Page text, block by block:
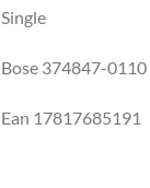
Single
Bose 374847-0110
Ean 17817685191